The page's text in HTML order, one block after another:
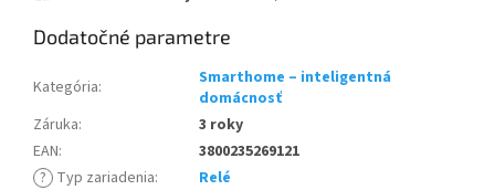
Dodatočné parametre
Kategória:
Smarthome – inteligentná
domácnosť
Záruka:
3 roky
EAN:
3800235269121
? Typ zariadenia:
Relé